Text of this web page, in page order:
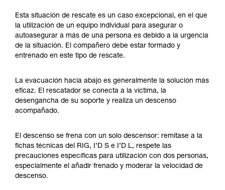
información de la ficha técnica para poder
comprender este complemento informativo.
Dominar estas técnicas requiere una formación
y un entrenamiento específico. Confirme a
través de un profesional su capacidad para
seguridad, antes de ejecutarlas de forma
autónoma.
Damos ejemplos de técnicas relacionadas con
su actividad. Pueden existir otras que no
Esta situación de rescate es un caso excepcional, en el que
la utilización de un equipo individual para asegurar o
autoasegurar a más de una persona es debido a la urgencia
de la situación. El compañero debe estar formado y
entrenado en este tipo de rescate.
La evacuación hacia abajo es generalmente la solución más
eficaz. El rescatador se conecta a la víctima, la
desengancha de su soporte y realiza un descenso
acompañado.
El descenso se frena con un solo descensor: remítase a la
fichas técnicas del RIG, I’D S e I’D L, respete las
precauciones específicas para utilización con dos personas,
especialmente el añadir frenado y moderar la velocidad de
descenso.